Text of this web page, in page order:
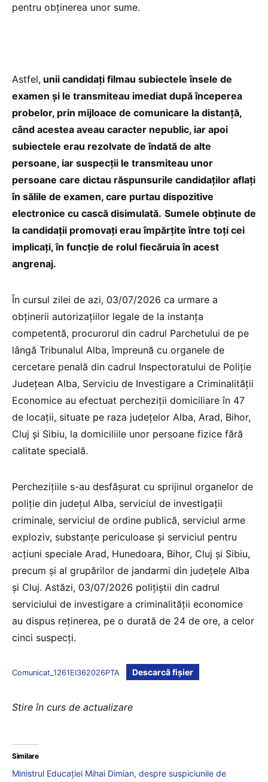
pentru obținerea unor sume.
Astfel, unii candidați filmau subiectele însele de
examen și le transmiteau imediat după începerea
probelor, prin mijloace de comunicare la distanță,
când acestea aveau caracter nepublic, iar apoi
subiectele erau rezolvate de îndată de alte
persoane, iar suspecții le transmiteau unor
persoane care dictau răspunsurile candidaților aflați
în sălile de examen, care purtau dispozitive
electronice cu cască disimulată. Sumele obținute de
la candidații promovați erau împărțite între toți cei
implicați, în funcție de rolul fiecăruia în acest
angrenaj.
În cursul zilei de azi, 03/07/2026 ca urmare a
obținerii autorizațiilor legale de la instanța
competentă, procurorul din cadrul Parchetului de pe
lângă Tribunalul Alba, împreună cu organele de
cercetare penală din cadrul Inspectoratului de Poliție
Județean Alba, Serviciu de Investigare a Criminalității
Economice au efectuat percheziții domiciliare în 47
de locații, situate pe raza județelor Alba, Arad, Bihor,
Cluj și Sibiu, la domiciliile unor persoane fizice fără
calitate specială.
Perchezițiile s-au desfășurat cu sprijinul organelor de
poliție din județul Alba, serviciul de investigații
criminale, serviciul de ordine publică, serviciul arme
exploziv, substanțe periculoase și serviciul pentru
acțiuni speciale Arad, Hunedoara, Bihor, Cluj și Sibiu,
precum și al grupărilor de jandarmi din județele Alba
și Cluj. Astăzi, 03/07/2026 polițiștii din cadrul
serviciului de investigare a criminalității economice
au dispus reținerea, pe o durată de 24 de ore, a celor
cinci suspecți.
Comunicat_1261EI362026PTA Descarcă fișier
Stire în curs de actualizare
Similare
Ministrul Educației Mihai Dimian, despre suspiciunile de